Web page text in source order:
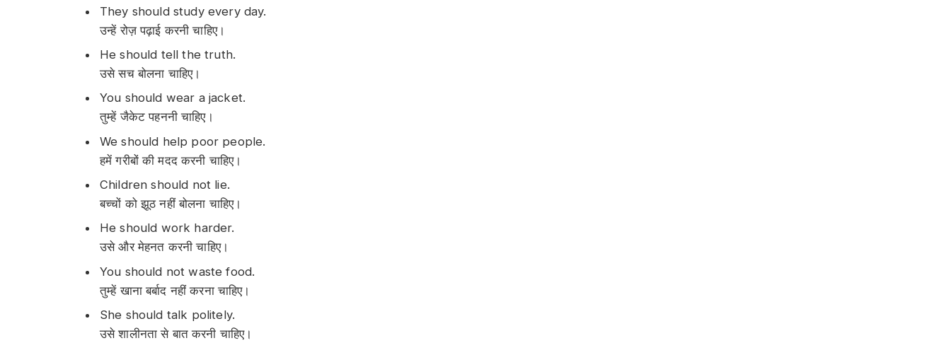
They should study every day.
उन्हें रोज़ पढ़ाई करनी चाहिए।
He should tell the truth.
उसे सच बोलना चाहिए।
You should wear a jacket.
तुम्हें जैकेट पहननी चाहिए।
We should help poor people.
हमें गरीबों की मदद करनी चाहिए।
Children should not lie.
बच्चों को झूठ नहीं बोलना चाहिए।
He should work harder.
उसे और मेहनत करनी चाहिए।
You should not waste food.
तुम्हें खाना बर्बाद नहीं करना चाहिए।
She should talk politely.
उसे शालीनता से बात करनी चाहिए।